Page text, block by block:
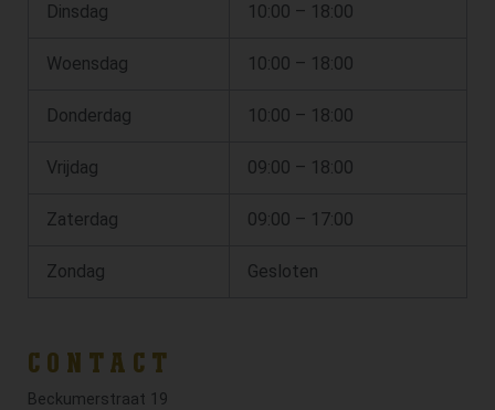
Dinsdag 10:00 – 18:00
Woensdag 10:00 – 18:00
Donderdag 10:00 – 18:00
Vrijdag 09:00 – 18:00
Zaterdag 09:00 – 17:00
Zondag Gesloten
CONTACT
Beckumerstraat 19